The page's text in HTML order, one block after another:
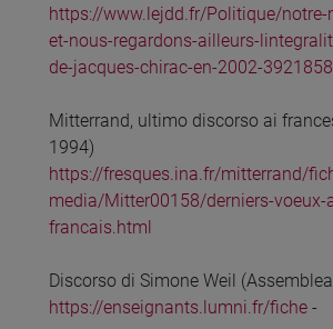
https://www.lejdd.fr/Politique/notre-
et-nous-regardons-ailleurs-
de-jacques-chirac-en-2002-3921858
Mitterrand, ultimo discorso ai
1994)
https://fresques.ina.fr/mitterrand/
media/Mitter00158/derniers-voeux-
francais.html
Discorso di Simone Weil
https://enseignants.lumni.fr/fiche -